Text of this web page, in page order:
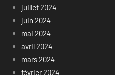
juillet 2024
juin 2024
mai 2024
avril 2024
mars 2024
février 2024